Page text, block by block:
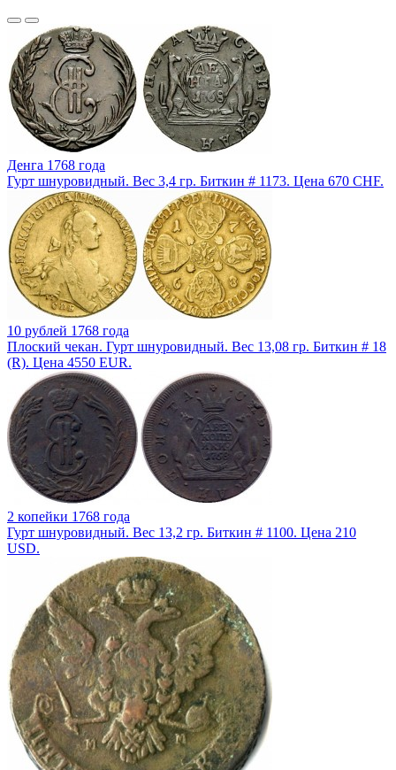
Денга 1768 года
Гурт шнуровидный. Вес 3,4 гр. Биткин # 1173. Цена 670 CHF.
10 рублей 1768 года
Плоский чекан. Гурт шнуровидный. Вес 13,08 гр. Биткин # 18
(R). Цена 4550 EUR.
2 копейки 1768 года
Гурт шнуровидный. Вес 13,2 гр. Биткин # 1100. Цена 210
USD.